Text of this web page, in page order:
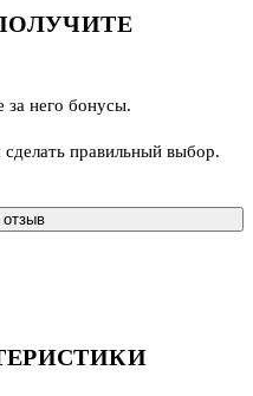
за него бонусы.
правильный выбор.